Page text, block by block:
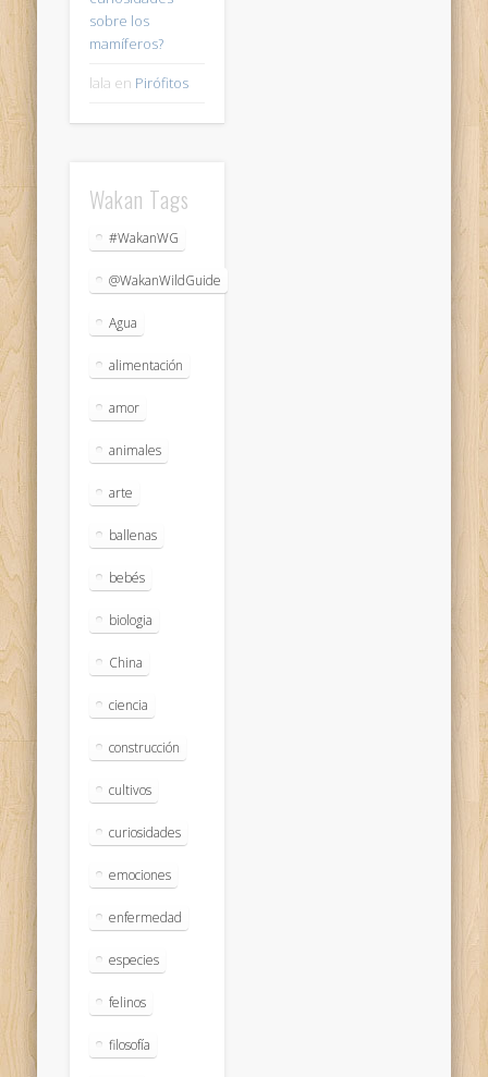
sobre los
mamíferos?
lala en Pirófitos
Wakan Tags
#WakanWG
@WakanWildGuide
Agua
alimentación
amor
animales
arte
ballenas
bebés
biologia
China
ciencia
construcción
cultivos
curiosidades
emociones
enfermedad
especies
felinos
filosofía